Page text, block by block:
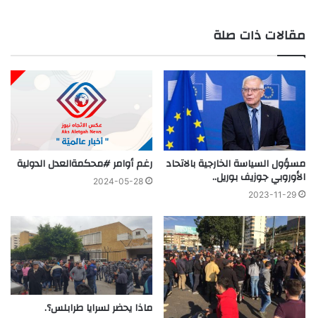
مقالات ذات صلة
مسؤول السياسة الخارجية بالاتحاد
الأوروبي جوزيف بوريل..
2023-11-29
رغم أوامر #محكمةالعدل الدولية
2024-05-28
ماذا يحضر لسرايا طرابلس؟.